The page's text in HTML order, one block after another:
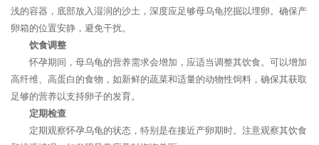
浅的容器，底部放入湿润的沙土，深度应足够母乌龟挖掘以埋卵。确保产
卵箱的位置安静，避免干扰。
饮食调整
怀孕期间，母乌龟的营养需求会增加，应适当调整其饮食。可以增加
高纤维、高蛋白的食物，如新鲜的蔬菜和适量的动物性饲料，确保其获取
足够的营养以支持卵子的发育。
定期检查
定期观察怀孕乌龟的状态，特别是在接近产卵期时。注意观察其饮食